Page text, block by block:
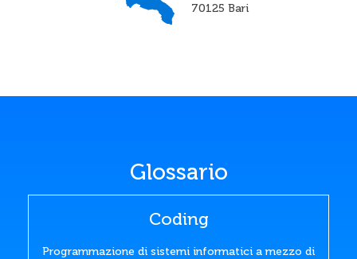
70125 Bari
Glossario
Coding
Programmazione di sistemi informatici a mezzo di